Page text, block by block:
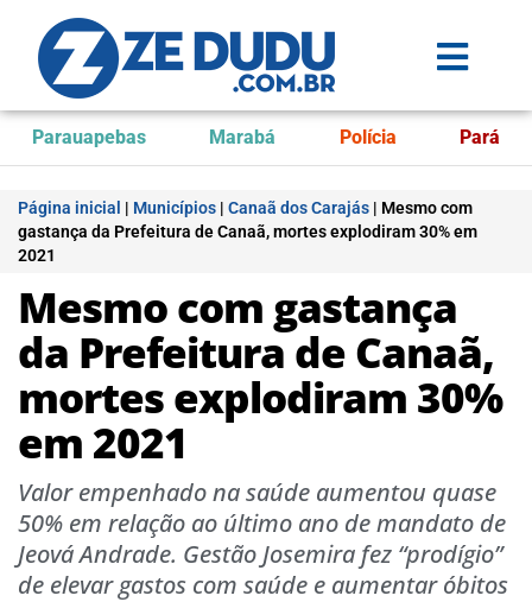
Parauapebas Marabá Polícia Pará
Página inicial | Municípios | Canaã dos Carajás | Mesmo com
gastança da Prefeitura de Canaã, mortes explodiram 30% em
2021
Mesmo com gastança
da Prefeitura de Canaã,
mortes explodiram 30%
em 2021
Valor empenhado na saúde aumentou quase
50% em relação ao último ano de mandato de
Jeová Andrade. Gestão Josemira fez “prodígio”
de elevar gastos com saúde e aumentar óbitos